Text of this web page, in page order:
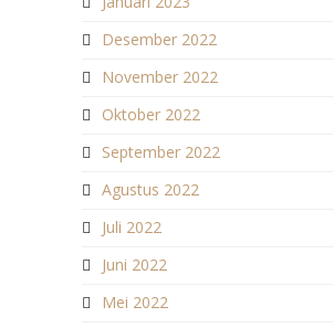
Desember 2022
November 2022
Oktober 2022
September 2022
Agustus 2022
Juli 2022
Juni 2022
Mei 2022